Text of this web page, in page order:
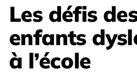
Les défis
enfants
à l’école